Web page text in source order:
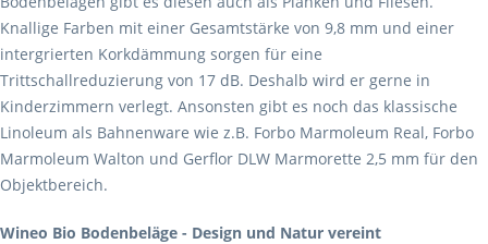
Knallige Farben mit einer Gesamtstärke von 9,8 mm und einer
intergrierten Korkdämmung sorgen für eine
Trittschallreduzierung von 17 dB. Deshalb wird er gerne in
Kinderzimmern verlegt. Ansonsten gibt es noch das klassische
Linoleum als Bahnenware wie z.B. Forbo Marmoleum Real, Forbo
Marmoleum Walton und Gerflor DLW Marmorette 2,5 mm für den
Objektbereich.
Wineo Bio Bodenbeläge - Design und Natur vereint